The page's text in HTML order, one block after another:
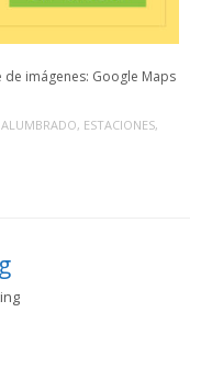
de imágenes: Google Maps
ALUMBRADO, ESTACIONES,